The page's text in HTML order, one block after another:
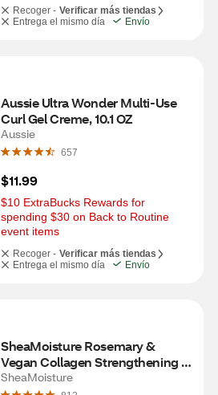
Recoger - Verificar más tiendas
Entrega el mismo día
Envío
Aussie Ultra Wonder Multi-Use
Curl Gel Creme, 10.1 OZ
Aussie
657
$11.99
$10 ExtraBucks Rewards for
spending $30 on Back to Routine
event items
Recoger - Verificar más tiendas
Entrega el mismo día
Envío
SheaMoisture Rosemary &
Vegan Collagen Strengthening
Scalp & Hair Oil, 2 OZ
SheaMoisture